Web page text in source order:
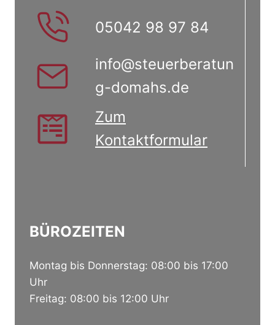
05042 98 97 84
info@steuerberatun
g-domahs.de
Zum
Kontaktformular
BÜROZEITEN
Montag bis Donnerstag: 08:00 bis 17:00
Uhr
Freitag: 08:00 bis 12:00 Uhr